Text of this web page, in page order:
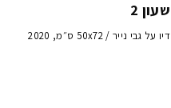
שעון 2
דיו על גבי נייר / 50x72 ס״מ, 2020